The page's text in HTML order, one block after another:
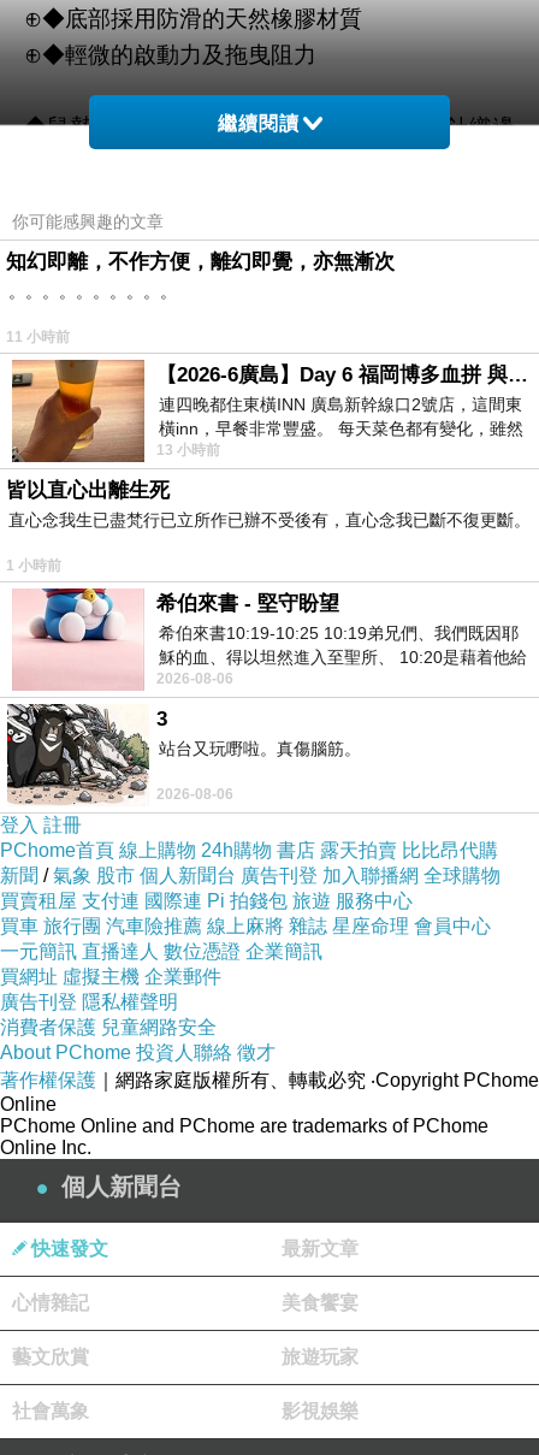
⊕◆底部採用防滑的天然橡膠材質
⊕◆輕微的啟動力及拖曳阻力
◆鼠墊的邊緣採雙縫紉處理情人節巧克力
針織邊
◆新品瑕疵七日內換新＆#40;非人為、無外傷＆
#41;
【Hill’s】美國希爾思 全新配方 高齡貓11+ 抗齡
配方 7磅 X 2包
ASUS 華碩 USB-AC55 802.11ac AC1300 雙頻
無線網路卡(Wi-Fi) - 5 GHz-2.4 GHz - USB 3.0
Lenovo 聯想 ThinkPad USB雷射滑鼠 57Y4635
Logitech羅技 MK100 有線鍵盤滑鼠組二代
【台灣耗材】HP全新相容碳粉匣 CE251A-51A
藍色
繼續閱讀
你可能感興趣的文章
知幻即離，不作方便，離幻即覺，亦無漸次
。。。。。。。。。。
11 小時前
【2026-6廣島】Day 6 福岡博多血拼 與機場接送少年司機深夜對談
連四晚都住東橫INN 廣島新幹線口2號店，這間東
橫inn，早餐非常豐盛。 每天菜色都有變化，雖然
看到工作人員拿出料理包加熱，但
13 小時前
皆以直心出離生死
直心念我生已盡梵行已立所作已辦不受後有，直心念我已斷不復更斷。
1 小時前
希伯來書 - 堅守盼望
希伯來書10:19-10:25 10:19弟兄們、我們既因耶
穌的血、得以坦然進入至聖所、 10:20是藉着他給
我們開了一條又新又活的路從幔子經過
2026-08-06
3
站台又玩嘢啦。真傷腦筋。
2026-08-06
登入 註冊
PChome首頁 線上購物 24h購物 書店 露天拍賣 比比昂代購
新聞 /氣象 股市 個人新聞台 廣告刊登 加入聯播網 全球購物
買賣租屋 支付連 國際連 Pi 拍錢包 旅遊 服務中心
買車 旅行團 汽車險推薦 線上麻將 雜誌 星座命理 會員中心
一元簡訊 直播達人 數位憑證 企業簡訊
買網址 虛擬主機 企業郵件
廣告刊登 隱私權聲明
消費者保護 兒童網路安全
About PChome 投資人聯絡 徵才
著作權保護 ｜網路家庭版權所有、轉載必究 ‧Copyright PChome
Online
PChome Online and PChome are trademarks of PChome
Online Inc.
個人新聞台
快速發文 最新文章
心情雜記 美食饗宴
藝文欣賞 旅遊玩家
社會萬象 影視娛樂